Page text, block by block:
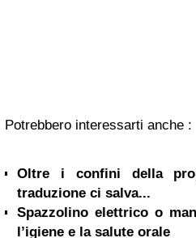
Potrebbero interessarti anche :
Oltre i confini della
traduzione ci salva...
Spazzolino elettrico o
l’igiene e la salute orale